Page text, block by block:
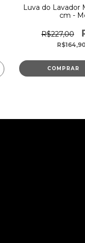
Luva do Lavador
cm -
R$227,00